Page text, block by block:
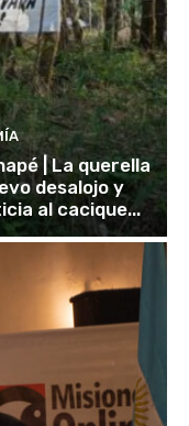
| La querella
desalojo y
al cacique...